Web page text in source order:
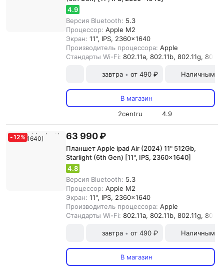
4.9
Версия Bluetooth: 5.3
Процессор: Apple M2
Экран: 11", IPS, 2360x1640
Производитель процессора: Apple
Стандарты Wi-Fi: 802.11a, 802.11b, 802.11g,
завтра • от 490 ₽ Наличными
В магазин
2centru
4.9
-12% 63 990 ₽
Планшет Apple ipad Air (2024) 11" 512Gb,
Starlight (6th Gen) [11", IPS, 2360x1640]
4.8
Версия Bluetooth: 5.3
Процессор: Apple M2
Экран: 11", IPS, 2360x1640
Производитель процессора: Apple
Стандарты Wi-Fi: 802.11a, 802.11b, 802.11g,
завтра • от 490 ₽ Наличными
В магазин